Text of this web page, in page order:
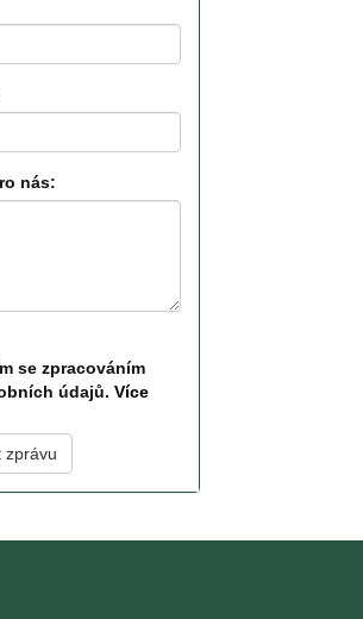
nás:
se zpracováním
údajů. Více
zprávu